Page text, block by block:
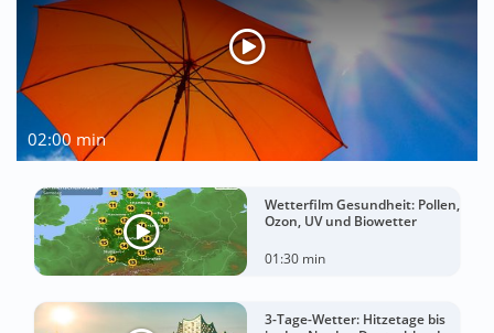
02:00 min
Wetterfilm Gesundheit: Pollen,
Ozon, UV und Biowetter
01:30 min
3-Tage-Wetter: Hitzetage bis